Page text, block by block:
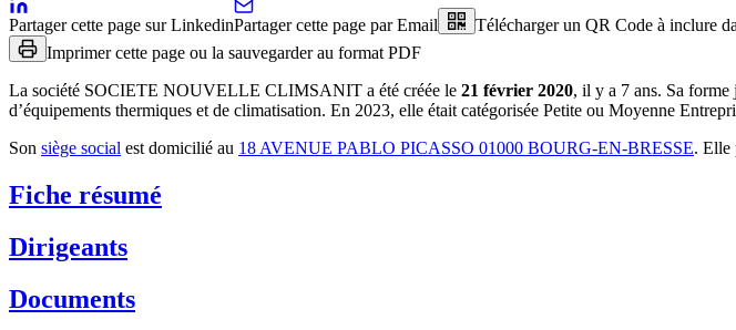
Partager cette page sur LinkedinPartager cette page par Email
Télécharger un QR Code à inclure
Imprimer cette page ou la sauvegarder au format PDF
La société SOCIETE NOUVELLE CLIMSANIT a été créée le 21 février 2020, il y a 7 ans. Sa forme
d’équipements thermiques et de climatisation. En 2023, elle était catégorisée Petite ou Moyenne
Son siège social est domicilié au 18 AVENUE PABLO PICASSO 01000 BOURG-EN-BRESSE. Elle
Fiche résumé
Dirigeants
Documents